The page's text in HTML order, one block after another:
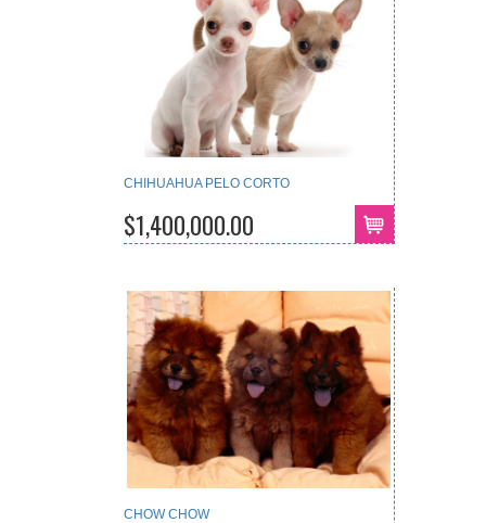
CHIHUAHUA PELO CORTO
$1,400,000.00
CHOW CHOW